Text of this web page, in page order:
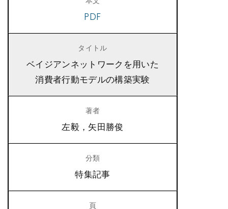
PDF
ベイジアンネットワークを用いた
消費者行動モデルの構築実験
左毅，矢田勝俊
特集記事